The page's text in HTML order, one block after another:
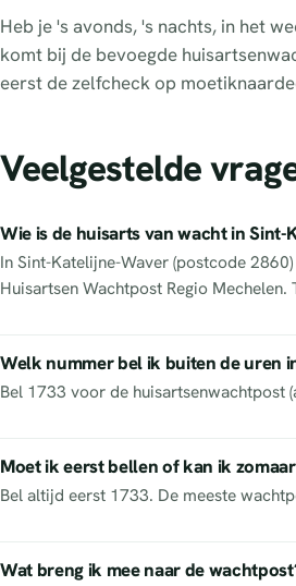
Heb je 's avonds, 's nachts, in het
komt bij de bevoegde
eerst de zelfcheck op
Veelgestelde
Wie is de huisarts van wacht in Sint-
In Sint-Katelijne-Waver (postcode
Huisartsen Wachtpost Regio
Welk nummer bel ik buiten de uren
Bel 1733 voor de huisartsenwachtpost
Moet ik eerst bellen of kan ik
Bel altijd eerst 1733. De meeste
Wat breng ik mee naar de